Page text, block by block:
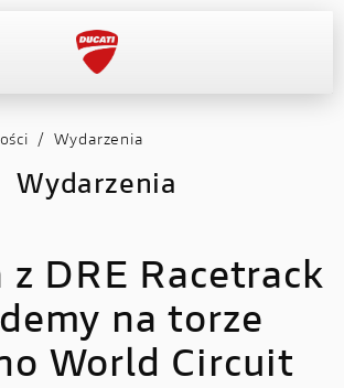
/ Wydarzenia
Wydarzenia
z DRE Racetrack
na torze
World Circuit